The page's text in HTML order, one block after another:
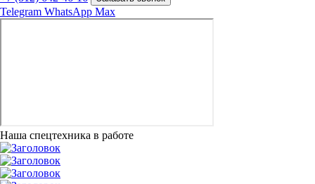
Telegram WhatsApp Max
Наша спецтехника в работе